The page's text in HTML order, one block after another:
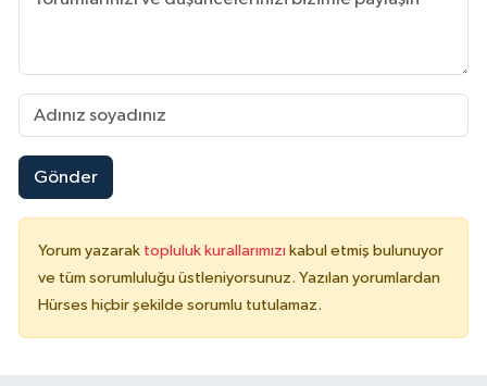
Gönder
Yorum yazarak topluluk kurallarımızı kabul etmiş bulunuyor
ve tüm sorumluluğu üstleniyorsunuz. Yazılan yorumlardan
Hürses hiçbir şekilde sorumlu tutulamaz.